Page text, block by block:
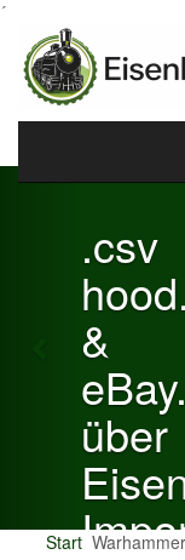
´
.csv
&
über
Previous
Start